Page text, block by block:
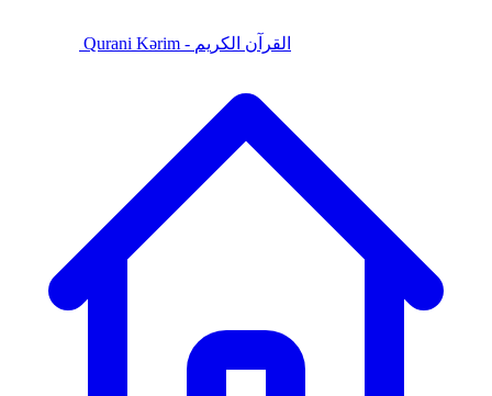
Qurani Kərim - القرآن الكريم